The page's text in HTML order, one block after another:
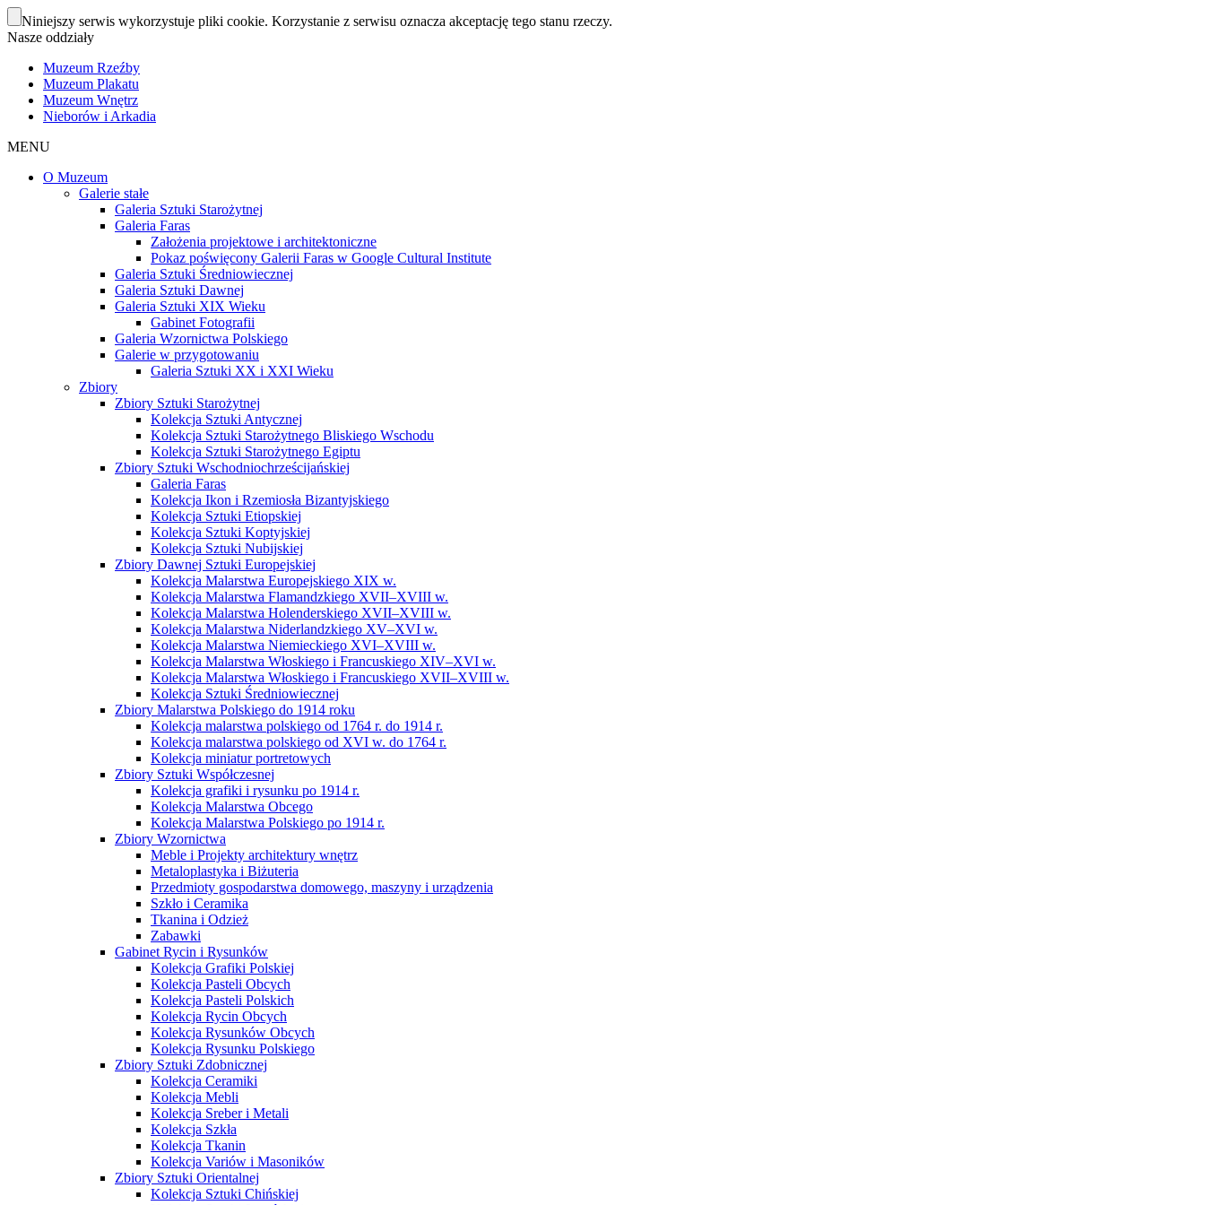
Niniejszy serwis wykorzystuje pliki cookie. Korzystanie z serwisu oznacza akceptację tego stanu rzeczy.
Nasze oddziały
Muzeum Rzeźby
Muzeum Plakatu
Muzeum Wnętrz
Nieborów i Arkadia
MENU
O Muzeum
Galerie stałe
Galeria Sztuki Starożytnej
Galeria Faras
Założenia projektowe i architektoniczne
Pokaz poświęcony Galerii Faras w Google Cultural Institute
Galeria Sztuki Średniowiecznej
Galeria Sztuki Dawnej
Galeria Sztuki XIX Wieku
Gabinet Fotografii
Galeria Wzornictwa Polskiego
Galerie w przygotowaniu
Galeria Sztuki XX i XXI Wieku
Zbiory
Zbiory Sztuki Starożytnej
Kolekcja Sztuki Antycznej
Kolekcja Sztuki Starożytnego Bliskiego Wschodu
Kolekcja Sztuki Starożytnego Egiptu
Zbiory Sztuki Wschodniochrześcijańskiej
Galeria Faras
Kolekcja Ikon i Rzemiosła Bizantyjskiego
Kolekcja Sztuki Etiopskiej
Kolekcja Sztuki Koptyjskiej
Kolekcja Sztuki Nubijskiej
Zbiory Dawnej Sztuki Europejskiej
Kolekcja Malarstwa Europejskiego XIX w.
Kolekcja Malarstwa Flamandzkiego XVII–XVIII w.
Kolekcja Malarstwa Holenderskiego XVII–XVIII w.
Kolekcja Malarstwa Niderlandzkiego XV–XVI w.
Kolekcja Malarstwa Niemieckiego XVI–XVIII w.
Kolekcja Malarstwa Włoskiego i Francuskiego XIV–XVI w.
Kolekcja Malarstwa Włoskiego i Francuskiego XVII–XVIII w.
Kolekcja Sztuki Średniowiecznej
Zbiory Malarstwa Polskiego do 1914 roku
Kolekcja malarstwa polskiego od 1764 r. do 1914 r.
Kolekcja malarstwa polskiego od XVI w. do 1764 r.
Kolekcja miniatur portretowych
Zbiory Sztuki Współczesnej
Kolekcja grafiki i rysunku po 1914 r.
Kolekcja Malarstwa Obcego
Kolekcja Malarstwa Polskiego po 1914 r.
Zbiory Wzornictwa
Meble i Projekty architektury wnętrz
Metaloplastyka i Biżuteria
Przedmioty gospodarstwa domowego, maszyny i urządzenia
Szkło i Ceramika
Tkanina i Odzież
Zabawki
Gabinet Rycin i Rysunków
Kolekcja Grafiki Polskiej
Kolekcja Pasteli Obcych
Kolekcja Pasteli Polskich
Kolekcja Rycin Obcych
Kolekcja Rysunków Obcych
Kolekcja Rysunku Polskiego
Zbiory Sztuki Zdobnicznej
Kolekcja Ceramiki
Kolekcja Mebli
Kolekcja Sreber i Metali
Kolekcja Szkła
Kolekcja Tkanin
Kolekcja Variów i Masoników
Zbiory Sztuki Orientalnej
Kolekcja Sztuki Chińskiej